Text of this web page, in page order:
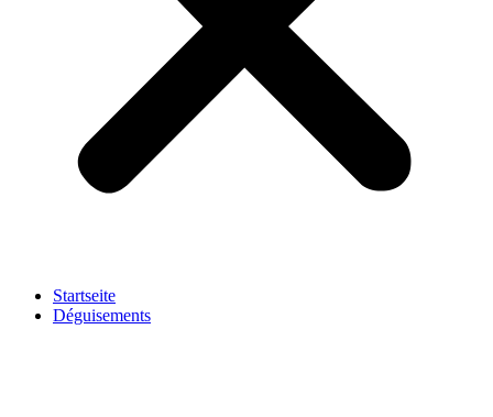
Startseite
Déguisements